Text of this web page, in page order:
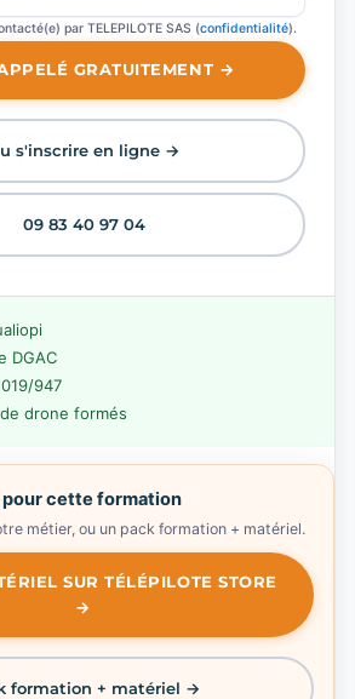
par TELEPILOTE SAS (confidentialité).
GRATUITEMENT →
s'inscrire en ligne →
09 83 40 97 04
DGAC
947
drone formés
cette formation
métier, ou un pack formation + matériel.
SUR TÉLÉPILOTE STORE
→
formation + matériel →